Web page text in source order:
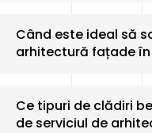
Când este ideal să
arhitectură fațade
Ce tipuri de clădiri
de serviciul de